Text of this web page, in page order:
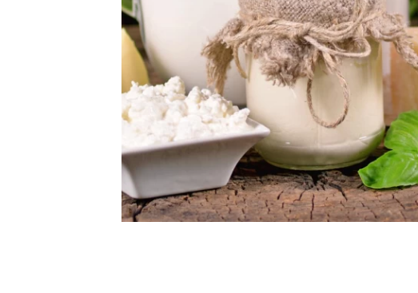
תנובה, שבעבר התמחו במוצרי חלב, הבינו לאן נושבת הרוח, ומשקיעות
בשיווק ובפיתוח תחליפי חלב. אנחנו, הצרכניות והצרכנים, מרוויחים
פעמיים: בפעם הראשונה, ממבחר גדול וזמין. בפעם השנייה, מהתחרות
שמובילה למבצעים ולהורדות מחירים.